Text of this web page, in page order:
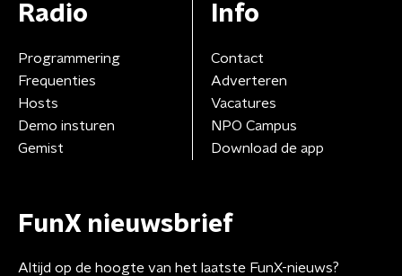
Radio
Programmering
Frequenties
Hosts
Demo insturen
Gemist
Info
Contact
Adverteren
Vacatures
NPO Campus
Download de app
FunX nieuwsbrief
Altijd op de hoogte van het laatste FunX-nieuws?